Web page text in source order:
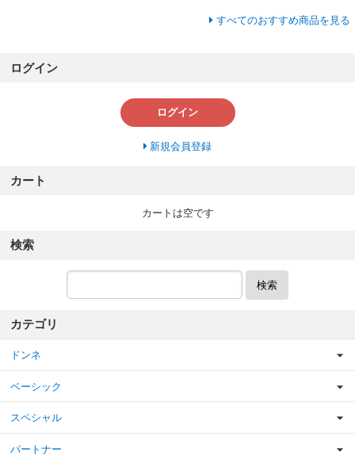
すべてのおすすめ商品を見る
ログイン
ログイン
新規会員登録
カート
カートは空です
検索
検索
カテゴリ
ドンネ
ベーシック
スペシャル
パートナー